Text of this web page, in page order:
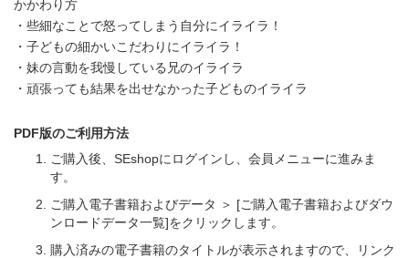
かかわり方
・些細なことで怒ってしまう自分にイライラ！
・子どもの細かいこだわりにイライラ！
・妹の言動を我慢している兄のイライラ
・頑張っても結果を出せなかった子どものイライラ
PDF版のご利用方法
ご購入後、SEshopにログインし、会員メニューに進みま
す。
ご購入電子書籍およびデータ ＞ [ご購入電子書籍およびダウ
ンロードデータ一覧]をクリックします。
購入済みの電子書籍のタイトルが表示されますので、リンク